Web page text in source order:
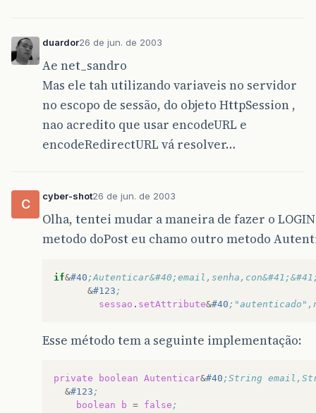
duardor26 de jun. de 2003
Ae net_sandro
Mas ele tah utilizando variaveis no servidor
no escopo de sessão, do objeto HttpSession ,
nao acredito que usar encodeURL e
encodeRedirectURL vá resolver…
C
cyber-shot26 de jun. de 2003
Olha, tentei mudar a maneira de fazer o
metodo doPost eu chamo outro metodo
if&#40
&#123 ;
sessao . setAttribute&#40
Esse método tem a seguinte implementação:
private boolean Autenticar&#40 ;String
&#123 ;
boolean
b = false ;